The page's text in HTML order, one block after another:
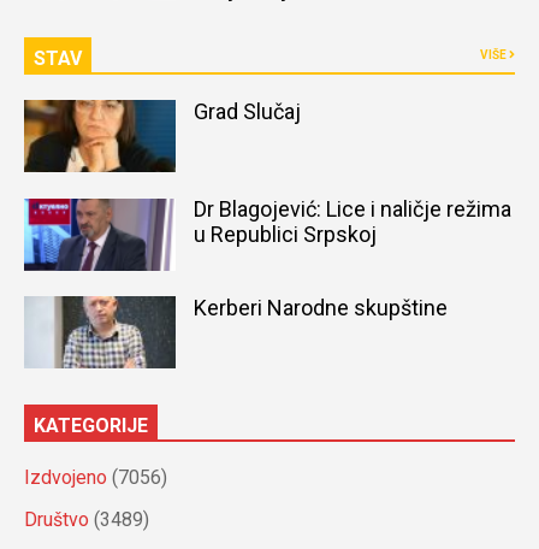
STAV VIŠE
Grad Slučaj
Dr Blagojević: Lice i naličje režima
u Republici Srpskoj
Kerberi Narodne skupštine
KATEGORIJE
Izdvojeno (7056)
Društvo (3489)